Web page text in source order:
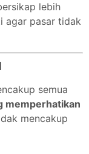
lebih
agar pasar tidak
semua
memperhatikan
mencakup